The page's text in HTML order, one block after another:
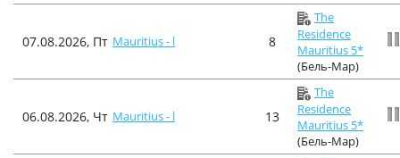
07.08.2026, Пт Mauritius - l 8
The
Residence
Mauritius 5*
(Бель-Мар)
06.08.2026, Чт Mauritius - l 13
The
Residence
Mauritius 5*
(Бель-Мар)